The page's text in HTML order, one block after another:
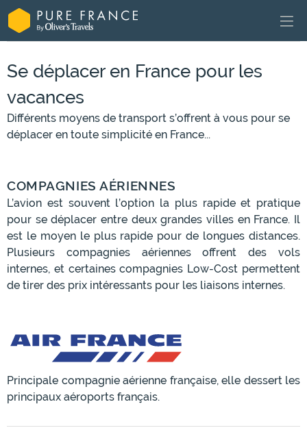
Se déplacer en France pour les
vacances
Différents moyens de transport s’offrent à vous pour se
déplacer en toute simplicité en France...
COMPAGNIES AÉRIENNES
L’avion est souvent l’option la plus rapide et pratique
pour se déplacer entre deux grandes villes en France. Il
est le moyen le plus rapide pour de longues distances.
Plusieurs compagnies aériennes offrent des vols
internes, et certaines compagnies Low-Cost permettent
de tirer des prix intéressants pour les liaisons internes.
Principale compagnie aérienne française, elle dessert les
principaux aéroports français.